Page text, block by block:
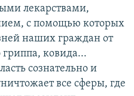
лекарствами,
с помощью которых
наших граждан от
ковида...
сознательно и
все сферы, где